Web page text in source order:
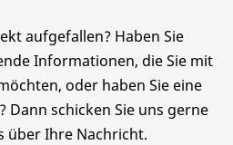
aufgefallen? Haben Sie
Informationen, die Sie mit
oder haben Sie eine
Dann schicken Sie uns gerne
über Ihre Nachricht.